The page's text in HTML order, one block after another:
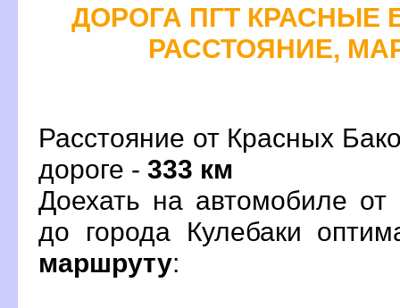
ДОРОГА ПГТ КРАСНЫЕ
РАССТОЯНИЕ,
Расстояние от Красных
дороге - 333 км
Доехать на автомобиле
до города Кулебаки
маршруту: